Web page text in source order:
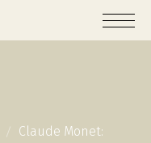
Claude Monet: